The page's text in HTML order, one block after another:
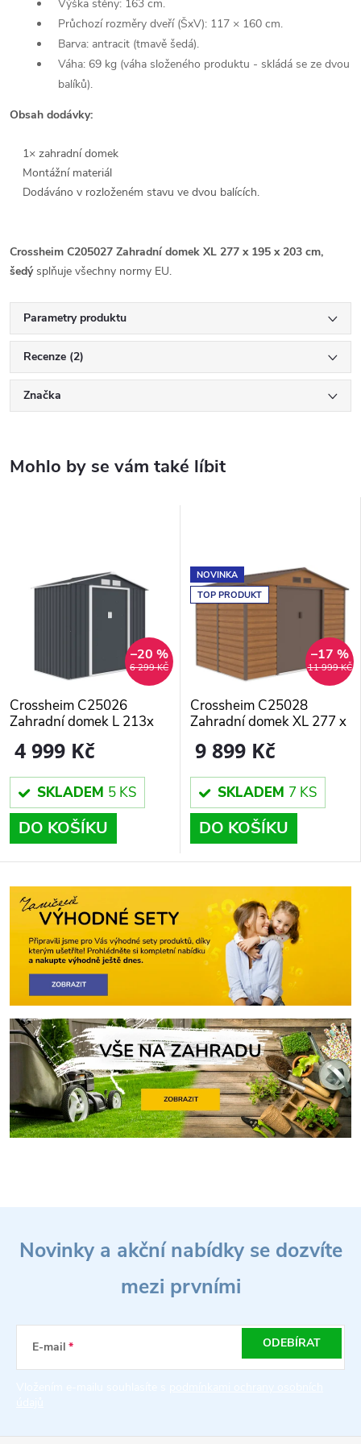
Výška stěny: 163 cm.
Průchozí rozměry dveří (ŠxV): 117 × 160 cm.
Barva: antracit (tmavě šedá).
Váha: 69 kg (váha složeného produktu - skládá se ze dvou
balíků).
Obsah dodávky:
1× zahradní domek
Montážní materiál
Dodáváno v rozloženém stavu ve dvou balících.
Crossheim C205027 Zahradní domek XL 277 x 195 x 203 cm,
šedý splňuje všechny normy EU.
Parametry produktu
Recenze (2)
Značka
6 299 KČ
–20 %
Crossheim C25026
Zahradní domek L 213x
4 999 Kč
SKLADEM 5 KS
DO KOŠÍKU
NOVINKA
TOP PRODUKT
11 999 KČ
–17 %
Crossheim C25028
Zahradní domek XL 277 x
9 899 Kč
SKLADEM 7 KS
DO KOŠÍKU
í
Novinky a akční nabídky se dozvíte
mezi prvními
E-mail ODEBÍRAT